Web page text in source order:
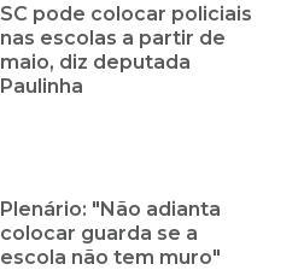
SC pode colocar policiais
nas escolas a partir de
maio, diz deputada
Paulinha
Plenário: "Não adianta
colocar guarda se a
escola não tem muro"